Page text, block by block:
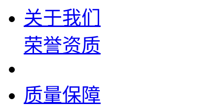
关于我们
荣誉资质
质量保障